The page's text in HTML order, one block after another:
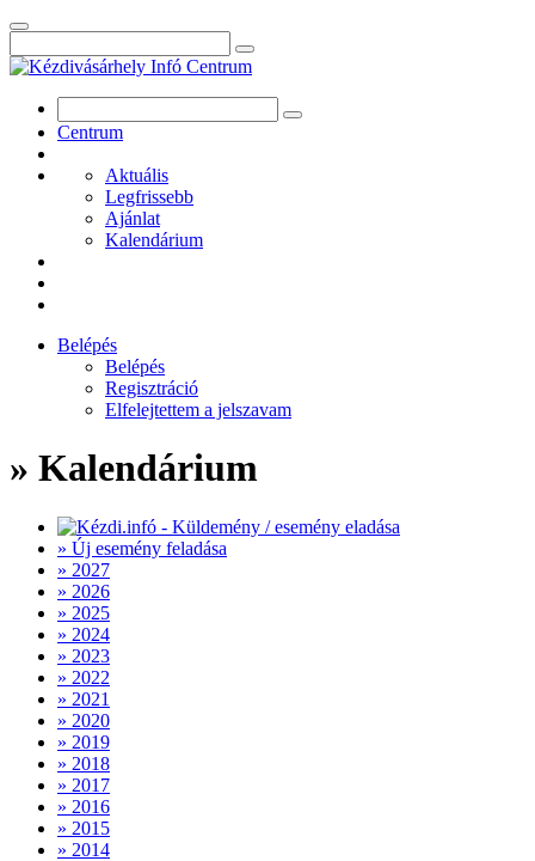
Centrum
Aktuális
Legfrissebb
Ajánlat
Kalendárium
Belépés
Belépés
Regisztráció
Elfelejtettem a jelszavam
» Kalendárium
» Új esemény feladása
» 2027
» 2026
» 2025
» 2024
» 2023
» 2022
» 2021
» 2020
» 2019
» 2018
» 2017
» 2016
» 2015
» 2014